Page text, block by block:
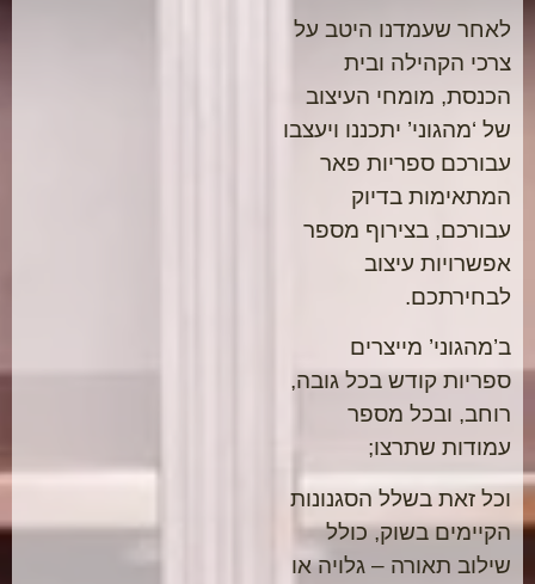
לאחר שעמדנו היטב על
צרכי הקהילה ובית
הכנסת, מומחי העיצוב
של ‘מהגוני’ יתכננו ויעצבו
עבורכם ספריות פאר
המתאימות בדיוק
עבורכם, בצירוף מספר
אפשרויות עיצוב
לבחירתכם.
ב’מהגוני’ מייצרים
ספריות קודש בכל גובה,
רוחב, ובכל מספר
עמודות שתרצו;
וכל זאת בשלל הסגנונות
הקיימים בשוק, כולל
שילוב תאורה – גלויה או